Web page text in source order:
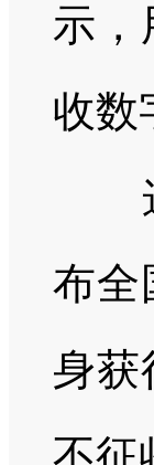
示，
收数
布全
身获